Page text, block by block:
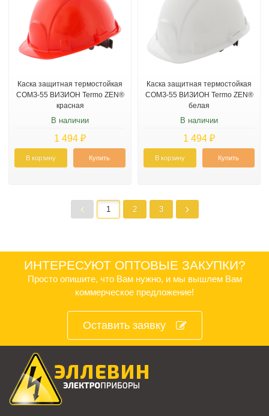
Каска защитная термостойкая
СОМЗ-55 ВИЗИОН Termo ZEN®
красная
В наличии
1 494 ₽
В корзину Купить
Каска защитная термостойкая
СОМЗ-55 ВИЗИОН Termo ZEN®
белая
В наличии
1 494 ₽
В корзину Купить
1 2 3
ИНТЕРЕСУЮТ ОПТОВЫЕ ЗАКУПКИ?
Просто опишите, что Вам нужно, и мы вышлем Вам
коммерческое предложение!
Оставить заявку